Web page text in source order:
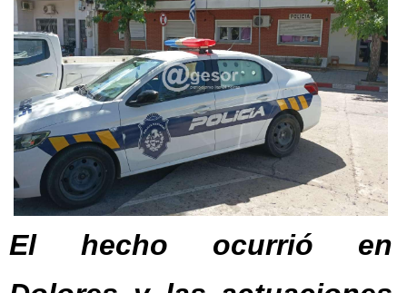
El hecho ocurrió en